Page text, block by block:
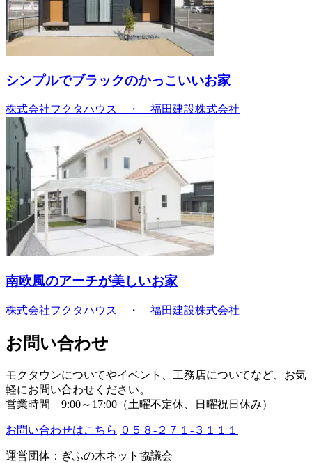
シンプルでブラックのかっこいいお家
株式会社フクタハウス ・ 福田建設株式会社
南欧風のアーチが美しいお家
株式会社フクタハウス ・ 福田建設株式会社
お問い合わせ
モクタウンについてやイベント、工務店についてなど、お気
軽にお問い合わせください。
営業時間 9:00～17:00（土曜不定休、日曜祝日休み）
お問い合わせはこちら ０５８-２７１-３１１１
運営団体：ぎふの木ネット協議会